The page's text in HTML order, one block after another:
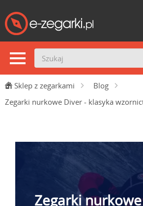
Sklep z zegarkami
Blog
Zegarki nurkowe Diver - klasyka
Zegarki